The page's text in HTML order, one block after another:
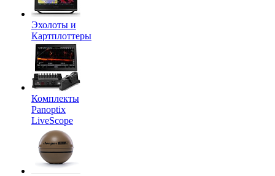
Эхолоты и
Картплоттеры
Комплекты
Panoptix
LiveScope